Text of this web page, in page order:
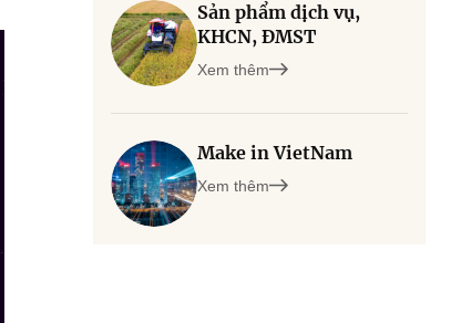
Sản phẩm dịch vụ,
KHCN, ĐMST
Xem thêm
Make in VietNam
Xem thêm